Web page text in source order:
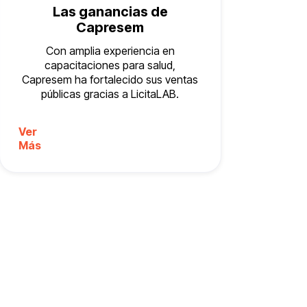
Las ganancias de
Capresem
Con amplia experiencia en
capacitaciones para salud,
Capresem ha fortalecido sus ventas
públicas gracias a LicitaLAB.
Ver
Más